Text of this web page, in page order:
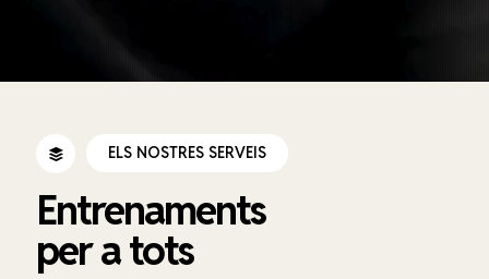
ELS NOSTRES SERVEIS
Entrenaments
per a tots